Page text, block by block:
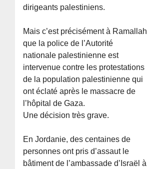
dirigeants palestiniens.
Mais c’est précisément à Ramallah
que la police de l’Autorité
nationale palestinienne est
intervenue contre les protestations
de la population palestinienne qui
ont éclaté après le massacre de
l’hôpital de Gaza.
Une décision très grave.
En Jordanie, des centaines de
personnes ont pris d’assaut le
bâtiment de l’ambassade d’Israël à